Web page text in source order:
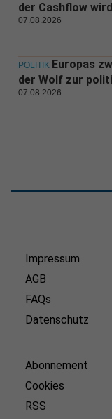
der Cashflow
07.08.2026
POLITIK Europas
der Wolf zur
07.08.2026
Impressum
AGB
FAQs
Datenschutz
Abonnement
Cookies
RSS